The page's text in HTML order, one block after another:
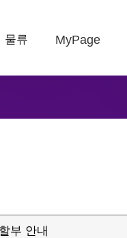
물류 MyPage
부 안내